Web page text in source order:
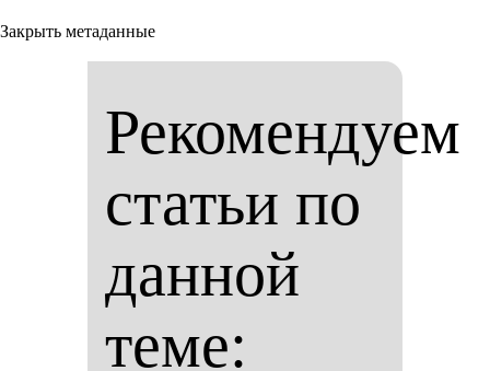
Закрыть метаданные
Рекомендуем
статьи по
данной
теме: